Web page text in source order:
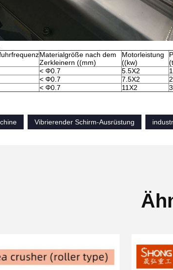
Materialgröße nach dem
Zerkleinern ((mm)
Motorleistung
((kw)
< Φ0.7 5.5X2
< Φ0.7 7.5X2
< Φ0.7 11X2
Vibrierender Schirm-Ausrüstung